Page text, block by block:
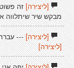
[ליצירה]זה
מבקש שיר שיתלווה
[ליצירה]---
[ליצירה]